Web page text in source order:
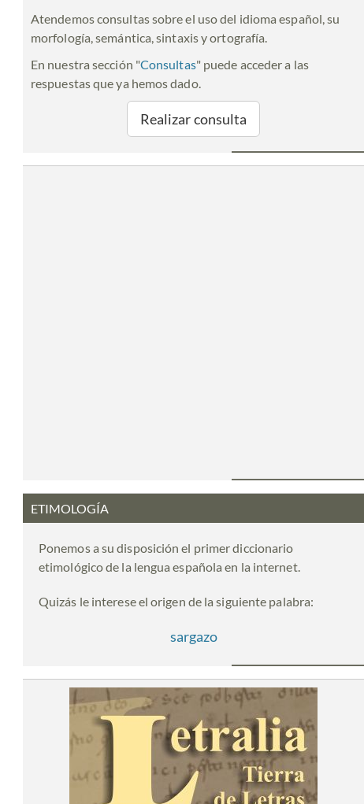
Atendemos consultas sobre el uso del idioma español, su
morfología, semántica, sintaxis y ortografía.
En nuestra sección "Consultas" puede acceder a las
respuestas que ya hemos dado.
Realizar consulta
ETIMOLOGÍA
Ponemos a su disposición el primer diccionario
etimológico de la lengua española en la internet.
Quizás le interese el origen de la siguiente palabra:
sargazo